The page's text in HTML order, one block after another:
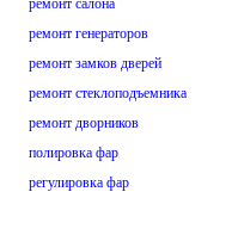
ремонт салона
ремонт генераторов
ремонт замков дверей
ремонт стеклоподъемника
ремонт дворников
полировка фар
регулировка фар